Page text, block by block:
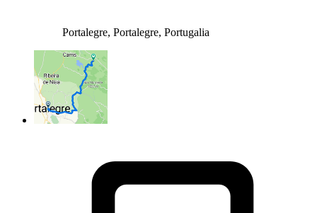
Portalegre, Portalegre, Portugalia